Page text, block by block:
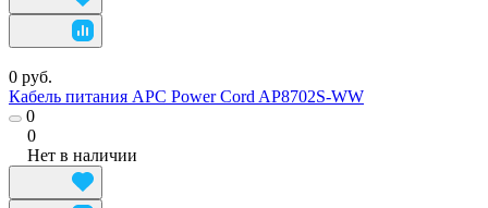
0 руб.
Кабель питания APC Power Cord AP8702S-WW
0
0
Нет в наличии